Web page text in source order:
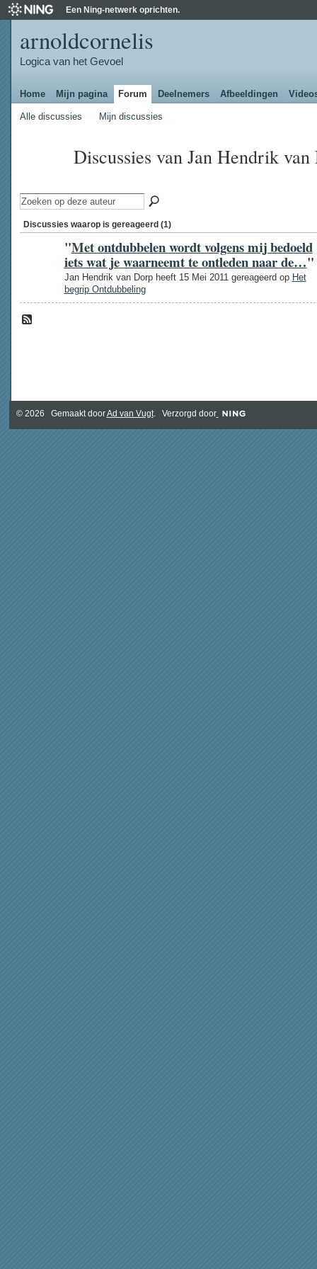
Een Ning-netwerk oprichten.
arnoldcornelis
Logica van het Gevoel
Home Mijn pagina Forum Deelnemers Afbeeldingen
Alle discussies Mijn discussies
Discussies van Jan Hendrik
Discussies waarop is gereageerd (1)
"Met ontdubbelen wordt volgens mij bedoeld
iets wat je waarneemt te ontleden naar de…"
Jan Hendrik van Dorp heeft 15 Mei 2011 gereageerd op Het
begrip Ontdubbeling
© 2026 Gemaakt doorAd van Vugt. Verzorgd door